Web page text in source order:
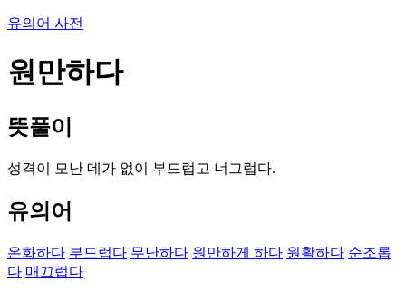
유의어 사전
원만하다
뜻풀이
성격이 모난 데가 없이 부드럽고 너그럽다.
유의어
온화하다 부드럽다 무난하다 원만하게 하다 원활하다 순조롭
다 매끄럽다